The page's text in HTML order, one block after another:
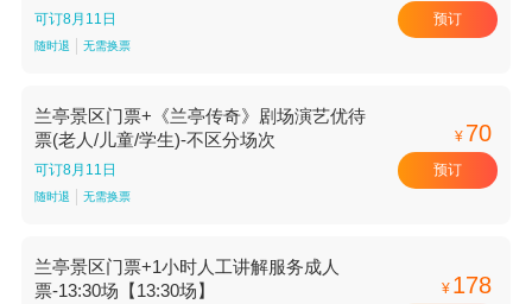
可订8月11日
随时退 无需换票
预订
兰亭景区门票+《兰亭传奇》剧场演艺优待
票(老人/儿童/学生)-不区分场次
可订8月11日
随时退 无需换票
¥ 70
预订
兰亭景区门票+1小时人工讲解服务成人
票-13:30场【13:30场】
¥ 178